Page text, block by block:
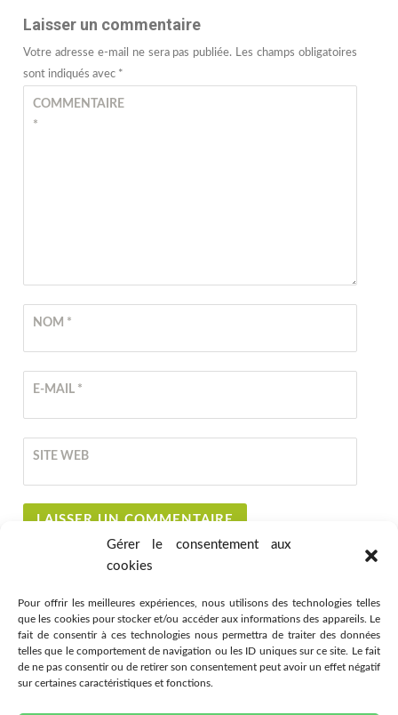
Gérer le consentement aux
cookies
Pour offrir les meilleures expériences, nous utilisons des technologies telles
que les cookies pour stocker et/ou accéder aux informations des appareils. Le
fait de consentir à ces technologies nous permettra de traiter des données
telles que le comportement de navigation ou les ID uniques sur ce site. Le fait
de ne pas consentir ou de retirer son consentement peut avoir un effet négatif
sur certaines caractéristiques et fonctions.
Laisser un commentaire
Votre adresse e-mail ne sera pas publiée. Les champs obligatoires
sont indiqués avec *
COMMENTAIRE
*
NOM *
E-MAIL *
SITE WEB
Association Citémômes